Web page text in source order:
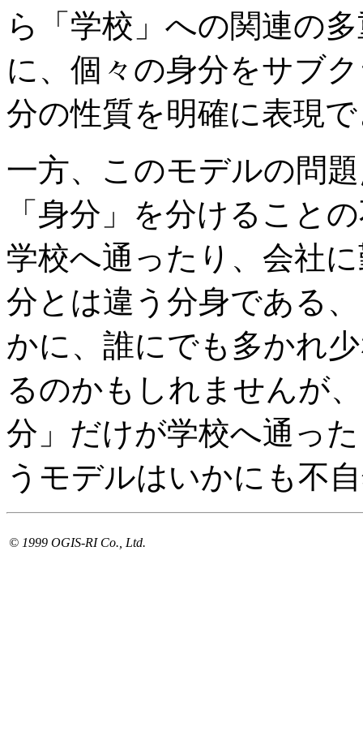
ら「学校」への関連の
に、個々の身分をサブ
分の性質を明確に表現
一方、このモデルの問
「身分」を分けること
学校へ通ったり、会社
分とは違う分身である
かに、誰にでも多かれ
るのかもしれませんが
分」だけが学校へ通っ
うモデルはいかにも不
© 1999 OGIS-RI Co., Ltd.